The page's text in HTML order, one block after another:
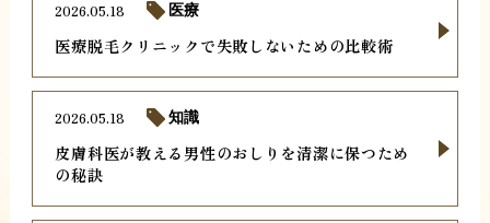
医療脱毛クリニックで失敗しないための比較術
2026.05.18 医療
皮膚科医が教える男性のおしりを清潔に保つため
の秘訣
2026.05.18 知識